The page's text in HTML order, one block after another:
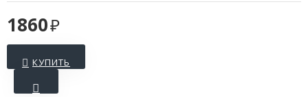
1860
КУПИТЬ